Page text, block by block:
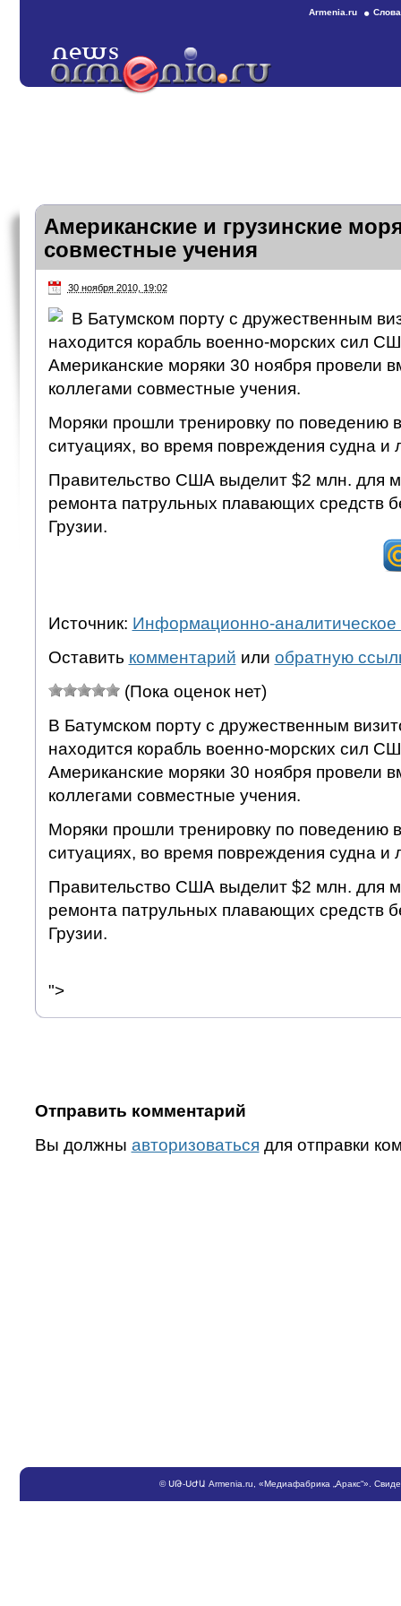
Armenia.ru
Американские и грузинские
совместные учения
30 ноября 2010, 19:02
В Батумском порту с дружественным
находится корабль военно-морских сил
Американские моряки 30 ноября провели
коллегами совместные учения.
Моряки прошли тренировку по поведению
ситуациях, во время повреждения судна и
Правительство США выделит $2 млн. для
ремонта патрульных плавающих средств
Грузии.
Источник: Информационно-аналитическое
Оставить комментарий или обратную
(Пока оценок нет)
В Батумском порту с дружественным
находится корабль военно-морских сил
Американские моряки 30 ноября провели
коллегами совместные учения.
Моряки прошли тренировку по поведению
ситуациях, во время повреждения судна и
Правительство США выделит $2 млн. для
ремонта патрульных плавающих средств
Грузии.
">
Отправить комментарий
Вы должны авторизоваться для отправки
©ՍԹ-ՍԺԱ Armenia.ru , «Медиафабрика „Аракс“».